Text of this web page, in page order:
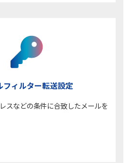
フィルター転送設定
スなどの条件に合致したメールを